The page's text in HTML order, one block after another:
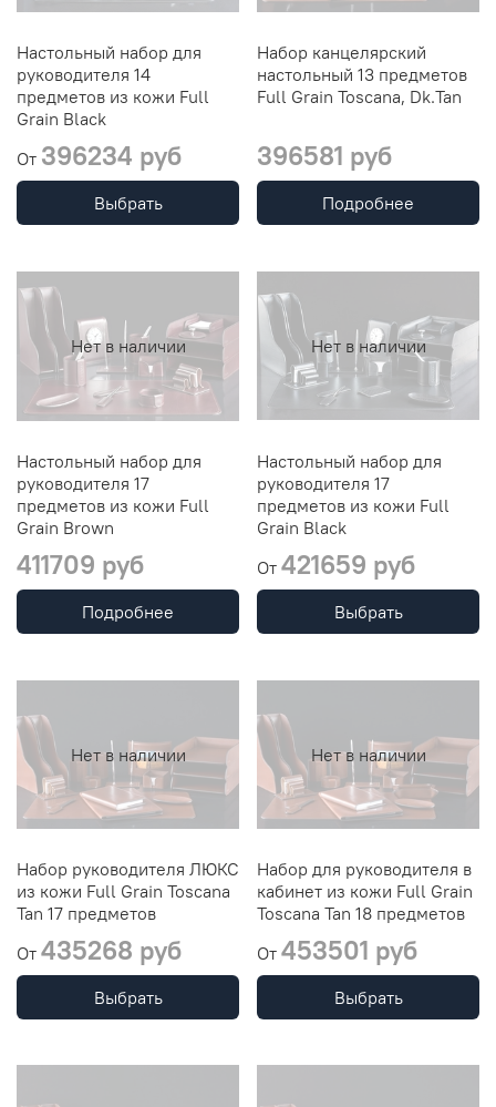
Настольный набор для
руководителя 14
предметов из кожи Full
Grain Black
От 396234 руб
Выбрать
Набор канцелярский
настольный 13 предметов
Full Grain Toscana, Dk.Таn
396581 руб
Подробнее
Нет в наличии
Настольный набор для
руководителя 17
предметов из кожи Full
Grain Brown
411709 руб
Подробнее
Нет в наличии
Настольный набор для
руководителя 17
предметов из кожи Full
Grain Black
От 421659 руб
Выбрать
Нет в наличии
Набор руководителя ЛЮКС
из кожи Full Grain Toscana
Таn 17 предметов
От 435268 руб
Выбрать
Нет в наличии
Набор для руководителя в
кабинет из кожи Full Grain
Toscana Таn 18 предметов
От 453501 руб
Выбрать